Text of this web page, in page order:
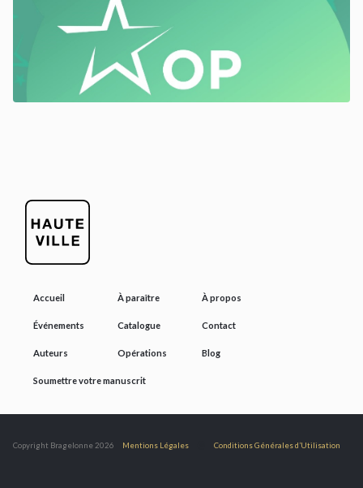
Accueil À paraître À propos
Événements Catalogue Contact
Auteurs Opérations Blog
Soumettre votre manuscrit
Copyright Bragelonne 2026 Mentions Légales Conditions Générales d’Utilisation